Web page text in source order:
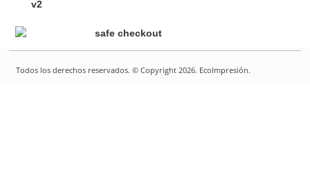
Todos los derechos reservados. © Copyright 2026. EcoImpresión.